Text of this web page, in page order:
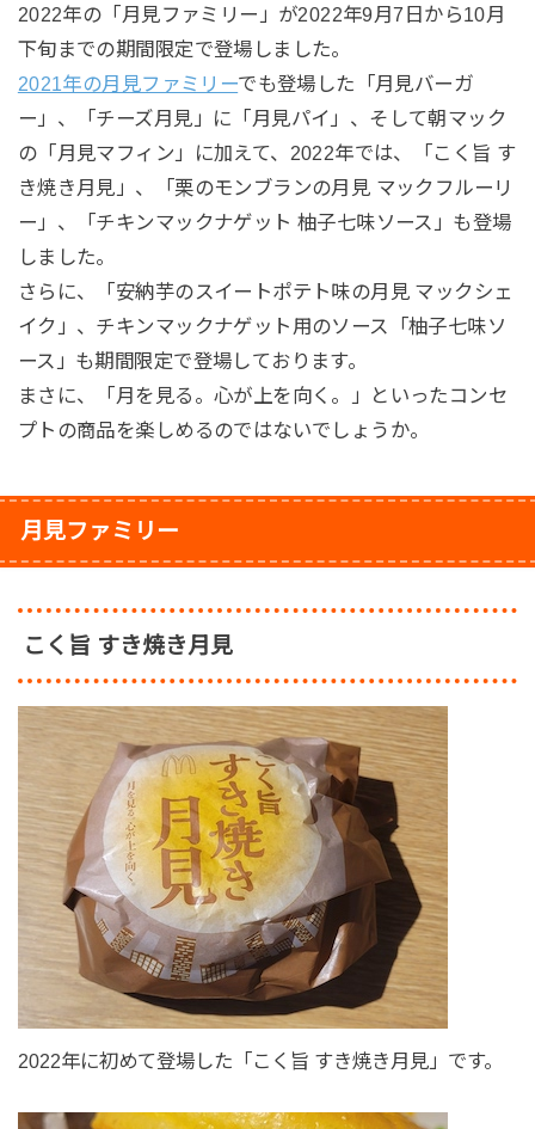
2022年の「月見ファミリー」が2022年9月7日から10月
下旬までの期間限定で登場しました。
2021年の月見ファミリーでも登場した「月見バーガ
ー」、「チーズ月見」に「月見パイ」、そして朝マック
の「月見マフィン」に加えて、2022年では、「こく旨 す
き焼き月見」、「栗のモンブランの月見 マックフルーリ
ー」、「チキンマックナゲット 柚子七味ソース」も登場
しました。
さらに、「安納芋のスイートポテト味の月見 マックシェ
イク」、チキンマックナゲット用のソース「柚子七味ソ
ース」も期間限定で登場しております。
まさに、「月を見る。心が上を向く。」といったコンセ
プトの商品を楽しめるのではないでしょうか。
月見ファミリー
こく旨 すき焼き月見
2022年に初めて登場した「こく旨 すき焼き月見」です。